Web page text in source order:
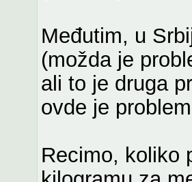
Međutim, u
(možda je
ali to je druga
ovde je
Recimo, koliko